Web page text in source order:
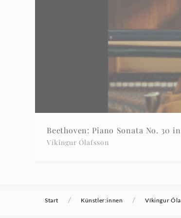
Beethoven: Piano Sonata No. 30
Víkingur Ólafsson
Start / Künstler:innen / Víkingur